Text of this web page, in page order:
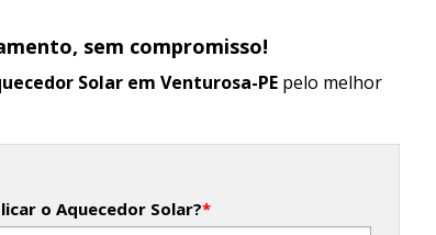
sem compromisso!
Solar em Venturosa-PE pelo melhor
o Aquecedor Solar?*